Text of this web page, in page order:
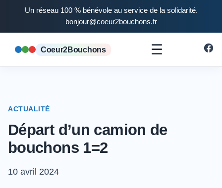
Un réseau 100 % bénévole au service de la solidarité.
bonjour@coeur2bouchons.fr
Coeur2Bouchons ☰
ACTUALITÉ
Départ d’un camion de
bouchons 1=2
10 avril 2024